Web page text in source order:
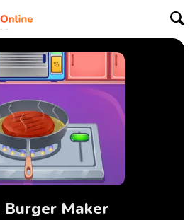
Burger Maker